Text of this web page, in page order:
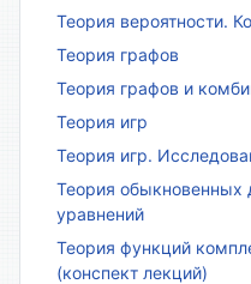
Теория вероятности.
Теория графов
Теория графов и
Теория игр
Теория игр.
Теория
уравнений
Теория функций
(конспект лекций)